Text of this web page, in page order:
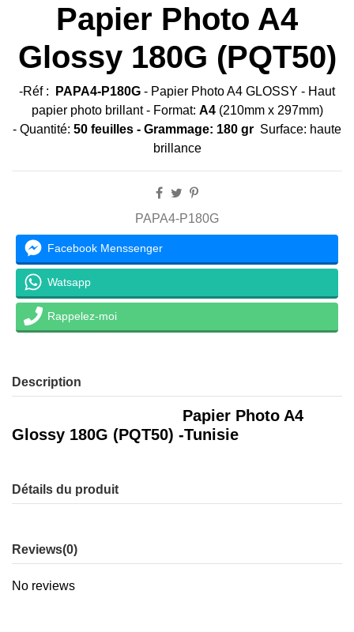
Papier Photo A4
Glossy 180G (PQT50)
-Réf : PAPA4-P180G - Papier Photo A4 GLOSSY - Haut
papier photo brillant - Format: A4(210mm x 297mm)
- Quantité: 50 feuilles - Grammage: 180 gr Surface: haute
brillance
PAPA4-P180G
Facebook Menssenger
Watsapp
Rappelez-moi
Description
Papier Photo A4
Glossy 180G (PQT50) -Tunisie
Détails du produit
Reviews(0)
No reviews